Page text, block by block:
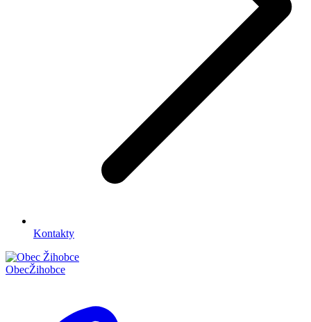
Kontakty
ObecŽihobce